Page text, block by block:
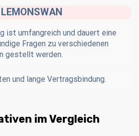
ist umfangreich und dauert eine
Fragen zu verschiedenen
gestellt werden.
und lange Vertragsbindung.
im Vergleich